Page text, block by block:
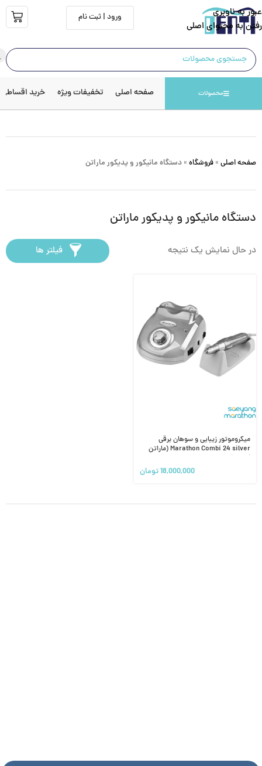
عبور به ناوبری
رفتن به محتوای اصلی
ورود | ثبت نام
محصولات صفحه اصلی تخفیفات ویژه خرید اقساطی
صفحه اصلی » فروشگاه » دستگاه مانیکور و پدیکور ماراتن
دستگاه مانیکور و پدیکور ماراتن
در حال نمایش یک نتیجه فیلتر ها
میکروموتور زیبایی و سوهان برقی
Marathon Combi 24 silver (ماراتن
18,000,000تومان